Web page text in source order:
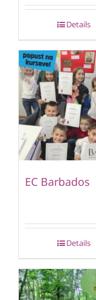
Details
EC Barbados
Details